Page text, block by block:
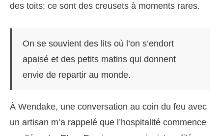
des toits; ce sont des creusets à moments rares.
On se souvient des lits où l’on s’endort
apaisé et des petits matins qui donnent
envie de repartir au monde.
À Wendake, une conversation au coin du feu avec
un artisan m’a rappelé que l’hospitalité commence